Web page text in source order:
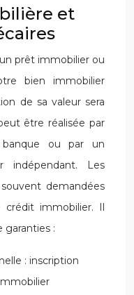
et
prêt immobilier ou
bien immobilier
de sa valeur sera
être réalisée par
ou par un
indépendant. Les
demandées
crédit immobilier. Il
garanties :
: inscription